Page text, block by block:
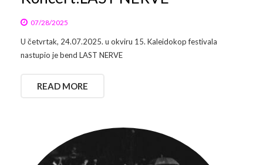
07/28/2025
U četvrtak, 24.07.2025. u okviru 15. Kaleidokop festivala
nastupio je bend LAST NERVE
READ MORE